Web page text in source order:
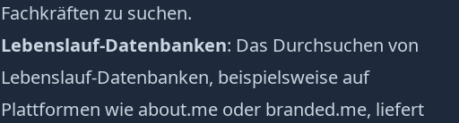
Fachkräften zu suchen.
Lebenslauf-Datenbanken: Das Durchsuchen von
Lebenslauf-Datenbanken, beispielsweise auf
Plattformen wie about.me oder branded.me, liefert